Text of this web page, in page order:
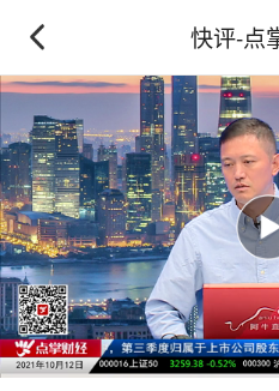
快评-点